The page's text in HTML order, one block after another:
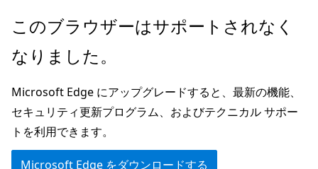
メ
ン
ン
テ
ン
ツ
ペ
ジ
ナ
ビ
ゲ
ー
このブラウザーはサポートされなく
なりました。
Microsoft Edge にアップグレードすると、最新の機能、
セキュリティ更新プログラム、およびテクニカル サポー
トを利用できます。
Microsoft Edge をダウンロードする